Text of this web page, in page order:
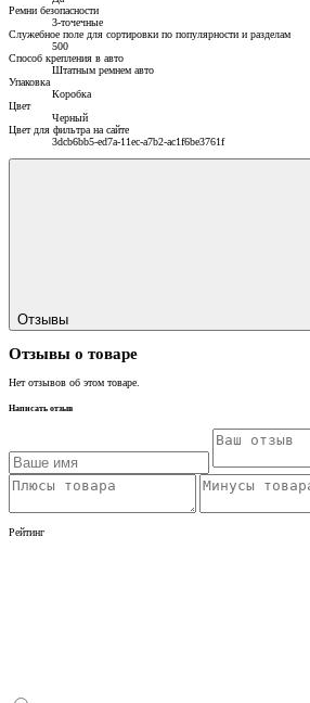
Ремни безопасности
3-точечные
Служебное поле для сортировки по популярности и разделам
500
Способ крепления в авто
Штатным ремнем авто
Упаковка
Коробка
Цвет
Черный
Цвет для фильтра на сайте
3dcb6bb5-ed7a-11ec-a7b2-ac1f6be3761f
Отзывы
Отзывы о товаре
Нет отзывов об этом товаре.
Написать отзыв
Рейтинг